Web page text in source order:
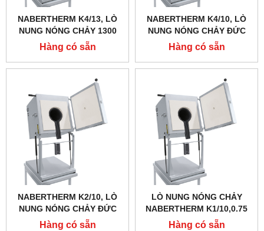
NABERTHERM K4/13, LÒ
NUNG NÓNG CHẢY 1300
ĐỘ, DUNG TÍCH 3 LÍT
Hàng có sẵn
NABERTHERM K4/10, LÒ
NUNG NÓNG CHẢY ĐỨC
1000 ĐỘ, DUNG TÍCH 3 LÍT
Hàng có sẵn
NABERTHERM K2/10, LÒ
NUNG NÓNG CHẢY ĐỨC
1000 ĐỘ 1,5 LÍT
Hàng có sẵn
LÒ NUNG NÓNG CHẢY
NABERTHERM K1/10,0.75
LÍT 1000 ĐỘ
Hàng có sẵn